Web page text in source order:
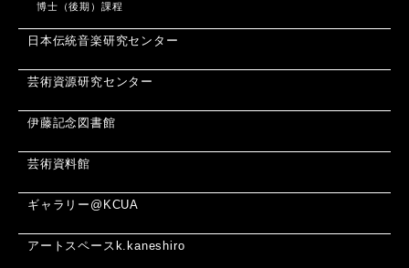
博士（後期）課程
日本伝統音楽研究センター
芸術資源研究センター
伊藤記念図書館
芸術資料館
ギャラリー@KCUA
アートスペースk.kaneshiro